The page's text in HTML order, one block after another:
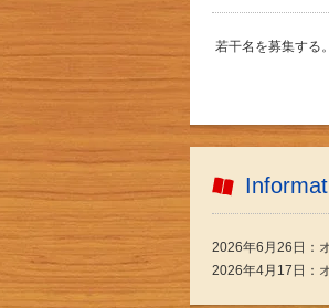
若干名を募集する。
2026年6月26日：
2026年4月17日：